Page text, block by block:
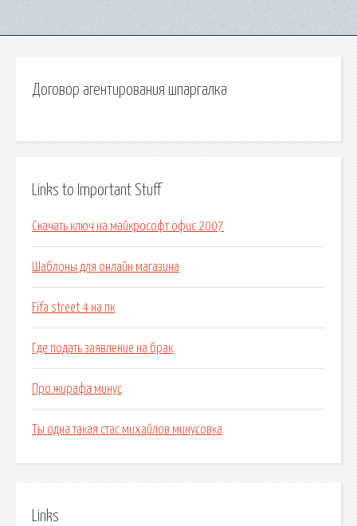
Договор агентирования шпаргалка
Links to Important Stuff
Скачать ключ на майкрософт офис 2007
Шаблоны для онлайн магазина
Fifa street 4 на пк
Где подать заявление на брак
Про жирафа минус
Ты одна такая стас михайлов минусовка
Links